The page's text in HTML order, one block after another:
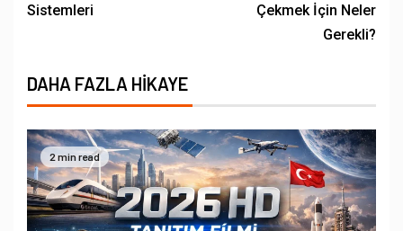
Sistemleri
Çekmek İçin Neler
Gerekli?
DAHA FAZLA HIKAYE
2 min read